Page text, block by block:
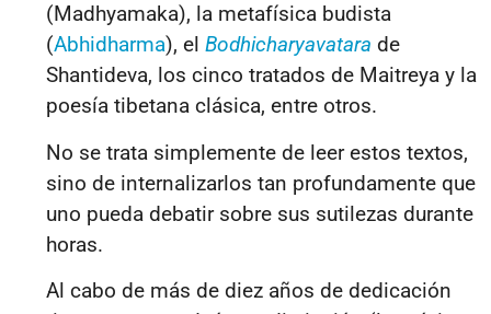
(Madhyamaka), la metafísica budista
(Abhidharma), el Bodhicharyavatara de
Shantideva, los cinco tratados de Maitreya y la
poesía tibetana clásica, entre otros.
No se trata simplemente de leer estos textos,
sino de internalizarlos tan profundamente que
uno pueda debatir sobre sus sutilezas durante
horas.
Al cabo de más de diez años de dedicación